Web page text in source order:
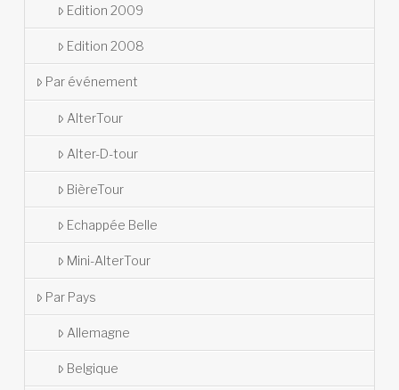
Edition 2009
Edition 2008
Par événement
AlterTour
Alter-D-tour
BièreTour
Echappée Belle
Mini-AlterTour
Par Pays
Allemagne
Belgique